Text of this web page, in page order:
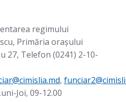
regimului
Primăria orașului
27, Telefon (0241) 2-10-
,
Joi, 09-12.00